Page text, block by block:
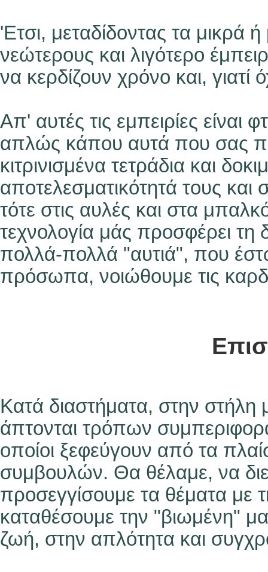
'Ετσι, μεταδίδοντας τα μικρά
νεώτερους και λιγότερο
να κερδίζουν χρόνο και, γιατί
Απ' αυτές τις εμπειρίες είναι
απλώς κάπου αυτά που σας
κιτρινισμένα τετράδια και
αποτελεσματικότητά τους
τότε στις αυλές και στα
τεχνολογία μάς προσφέρει τη
πολλά-πολλά "αυτιά", που
πρόσωπα, νοιώθουμε τις
Κατά διαστήματα, στην στήλη
άπτονται τρόπων
οποίοι ξεφεύγουν από τα
συμβουλών. Θα θέλαμε, να
προσεγγίσουμε τα θέματα με
καταθέσουμε την "βιωμένη"
ζωή, στην απλότητα και